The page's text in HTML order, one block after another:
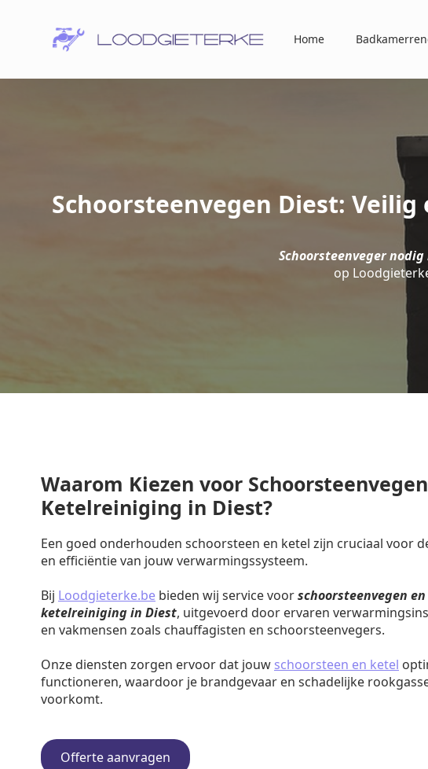
Home
Schoorsteenvegen Diest:
Schoorsteenveger
op
Waarom Kiezen voor
Ketelreiniging in Diest?
Een goed onderhouden schoorsteen en ketel zijn cruciaal voor
en efficiëntie van jouw verwarmingssysteem.
Bij Loodgieterke.be bieden wij service voorschoorsteenvegen en
ketelreiniging in Diest, uitgevoerd door ervaren
en vakmensen zoals chauffagisten en schoorsteenvegers.
Onze diensten zorgen ervoor dat jouw schoorsteen en ketel
functioneren, waardoor je brandgevaar en schadelijke
voorkomt.
Offerte aanvragen